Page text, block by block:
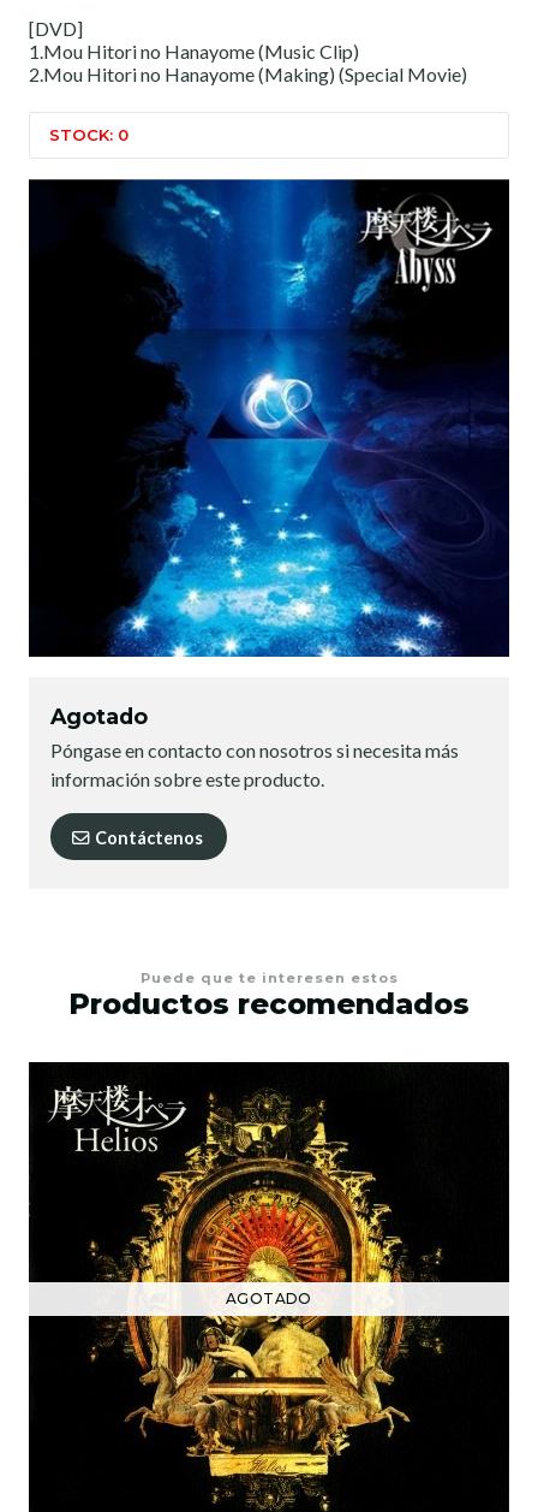
[DVD]
1.Mou Hitori no Hanayome (Music Clip)
2.Mou Hitori no Hanayome (Making) (Special Movie)
STOCK: 0
Agotado
Póngase en contacto con nosotros si necesita más
información sobre este producto.
Contáctenos
Puede que te interesen estos
Productos recomendados
AGOTADO